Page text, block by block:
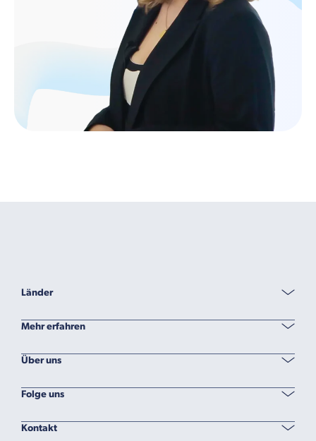
Länder
Mehr erfahren
Über uns
Folge uns
Kontakt